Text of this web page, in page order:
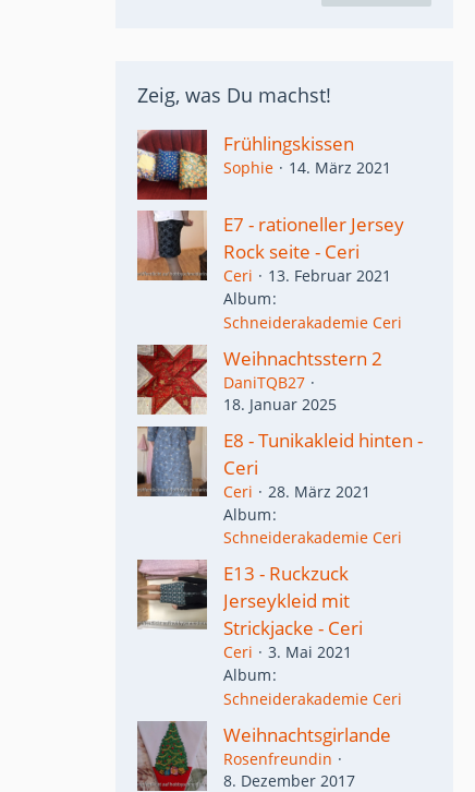
Zeig, was Du machst!
Frühlingskissen
Sophie 14. März 2021
E7 - rationeller Jersey
Rock seite - Ceri
Ceri
13. Februar 2021
Album
Schneiderakademie Ceri
Weihnachtsstern 2
DaniTQB27
18. Januar 2025
E8 - Tunikakleid hinten -
Ceri
Ceri
28. März 2021
Album
Schneiderakademie Ceri
E13 - Ruckzuck
Jerseykleid mit
Strickjacke - Ceri
Ceri
3. Mai 2021
Album
Schneiderakademie Ceri
Weihnachtsgirlande
Rosenfreundin
8. Dezember 2017